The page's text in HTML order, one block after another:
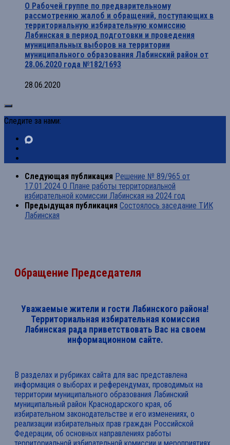
О Рабочей группе по предварительному
рассмотрению жалоб и обращений, поступающих в
территориальную избирательную комиссию
Лабинская в период подготовки и проведения
муниципальных выборов на территории
муниципального образования Лабинский район от
28.06.2020 года №182/1693
28.06.2020
Следите за нами:
Следующая публикация Решение № 89/965 от
17.01.2024 О Плане работы территориальной
избирательной комиссии Лабинская на 2024 год
Предыдущая публикация Состоялось заседание ТИК
Лабинская
Обращение Председателя
Уважаемые жители и гости Лабинского района!
Территориальная избирательная комиссия
Лабинская рада приветствовать Вас на своем
информационном сайте.
В разделах и рубриках сайта для вас представлена
информация о выборах и референдумах, проводимых на
территории муниципального образования Лабинский
муниципальный район Краснодарского края, об
избирательном законодательстве и его изменениях, о
реализации избирательных прав граждан Российской
Федерации, об основных направлениях работы